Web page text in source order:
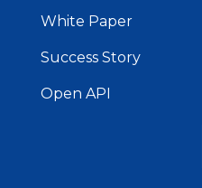
White Paper
Success Story
Open API